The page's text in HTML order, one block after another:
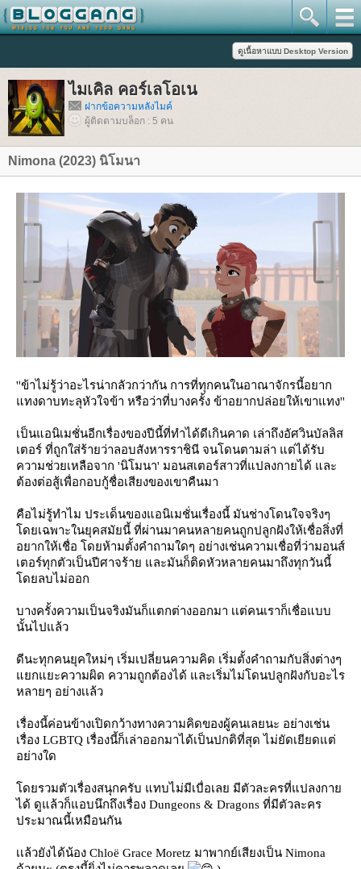
ไมเคิล คอร์เลโอเน
ฝากข้อความหลังไมค์
ผู้ติดตามบล็อก : 5 คน
Nimona (2023) นิโมนา
''ข้าไม่รู้ว่าอะไรน่ากลัวกว่ากัน การที่ทุกคนในอาณาจักรนี้อยาก
ทงดาบทะลุหัวใจข้า หรือว่าที่บางครั้ง ข้าอยากปล่อยให้เขาแทง''
เป็นแอนิเมชั่นอีกเรื่องของปีนี้ที่ทำได้ดีเกินคาด เล่าถึงอัศวินบัลลิส
เตอร์ ที่ถูกใส่ร้ายว่าลอบสังหารราชินี จนโดนตามล่า แต่ได้รับ
ความช่วยเหลือจาก 'นิโมนา' มอนสเตอร์สาวที่แปลงกายได้ และ
ต้องต่อสู้เพื่อกอบกู้ชื่อเสียงของเขาคืนมา
คือไม่รู้ทำไม ประเด็นของแอนิเมชั่นเรื่องนี้ มันช่างโดนใจจริงๆ
ดยเฉพาะในยุคสมัยนี้ ที่ผ่านมาคนหลายคนถูกปลูกฝังให้เชื่อสิ่งที่
อยากให้เชื่อ โดยห้ามตั้งคำถามใดๆ อย่างเช่นความเชื่อที่ว่ามอนส์
เตอร์ทุกตัวเป็นปีศาจร้าย และมันก็ติดหัวหลายคนมาถึงทุกวันนี้
ดยลบไม่ออก
บางครั้งความเป็นจริงมันก็แตกต่างออกมา เเต่คนเราก็เชื่อแบบ
นั้นไปแล้ว
ดีนะทุกคนยุคใหม่ๆ เริ่มเปลี่ยนความคิด เริ่มตั้งคำถามกับสิ่งต่างๆ
กแยะความผิด ความถูกต้องได้ และเริ่มไม่โดนปลูกฝังกับอะไร
หลายๆ อย่างเเล้ว
เรื่องนี้ค่อนข้างเปิดกว้างทางความคิดของผู้คนเลยนะ อย่างเช่น
เรื่อง LGBTQ เรื่องนี้ก็เล่าออกมาได้เป็นปกติที่สุด ไม่ยัดเยียดแต่
อย่างใด
ดยรวมตัวเรื่องสนุกครับ แทบไม่มีเบื่อเลย มีตัวละครที่แปลงกา
ได้ ดูแล้วก็แอบนึกถึงเรื่อง Dungeons & Dragons ที่มีตัวละคร
ประมาณนี้เหมือนกัน
เเล้วยังได้น้อง Chloë Grace Moretz มาพากย์เสียงเป็น Nimona